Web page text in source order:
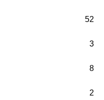
52
3
8
2